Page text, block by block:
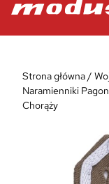
Strona główna/
Naramienniki
Chorąży